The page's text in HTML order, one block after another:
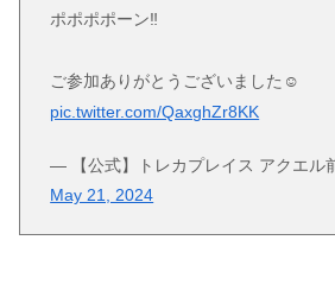
ポポポポーン‼︎
ご参加ありがとうございました☺️
pic.twitter.com/QaxghZr8KK
— 【公式】トレカプレイス アクエル
May 21, 2024